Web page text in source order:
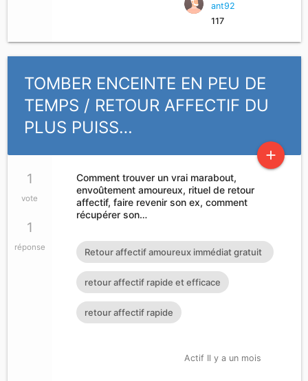
ant92
117
TOMBER ENCEINTE EN PEU DE
TEMPS / RETOUR AFFECTIF DU
PLUS PUISS…
add
1
vote
1
réponse
Comment trouver un vrai marabout,
envoûtement amoureux, rituel de retour
affectif, faire revenir son ex, comment
récupérer son…
Retour affectif amoureux immédiat gratuit
Rituel retour affectif
retour affectif rapide et efficace
retour affectif rapide
Actif Il y a un mois